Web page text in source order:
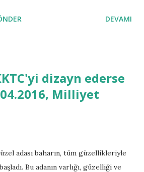
nasıl bir politika
paralel olarak Kuzey Kıbrıs Türk
Güney Kıbrıs Rum Yönetimi (GKRY)
bir şekilde hızlandırmışlardır.
sonrası bir sonuca varmak
sonrası Cumhurbaşkanı
basın toplantısında “Kıbrıs’ın, enerji
DEVAMI
dizayn ederse
Milliyet
adası baharın, tüm güzellikleriyle
Bu adanın varlığı, güzelliği ve